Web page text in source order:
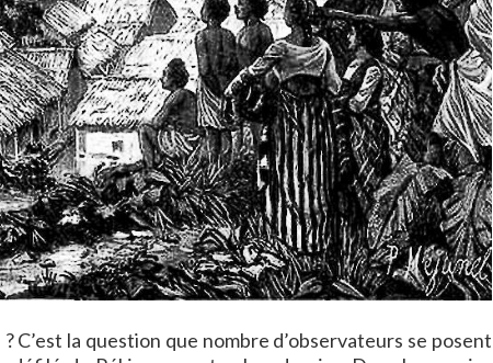
C’est la question que nombre d’observateurs se posent